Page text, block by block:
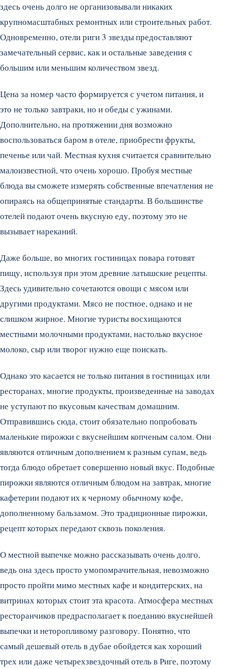
здесь очень долго не организовывали никаких
крупномасштабных ремонтных или строительных работ.
Одновременно, отели риги 3 звезды предоставляют
замечательный сервис, как и остальные заведения с
большим или меньшим количеством звезд.
Цена за номер часто формируется с учетом питания, и
это не только завтраки, но и обеды с ужинами.
Дополнительно, на протяжении дня возможно
воспользоваться баром в отеле, приобрести фрукты,
печенье или чай. Местная кухня считается сравнительно
малоизвестной, что очень хорошо. Пробуя местные
блюда вы сможете измерять собственные впечатления не
опираясь на общепринятые стандарты. В большинстве
отелей подают очень вкусную еду, поэтому это не
вызывает нареканий.
Даже больше, во многих гостиницах повара готовят
пищу, используя при этом древние латышские рецепты.
Здесь удивительно сочетаются овощи с мясом или
другими продуктами. Мясо не постное, однако и не
слишком жирное. Многие туристы восхищаются
местными молочными продуктами, настолько вкусное
молоко, сыр или творог нужно еще поискать.
Однако это касается не только питания в гостиницах или
ресторанах, многие продукты, произведенные на заводах
не уступают по вкусовым качествам домашним.
Отправившись сюда, стоит обязательно попробовать
маленькие пирожки с вкуснейшим копченым салом. Они
являются отличным дополнением к разным супам, ведь
тогда блюдо обретает совершенно новый вкус. Подобные
пирожки являются отличным блюдом на завтрак, многие
кафетерии подают их к черному обычному кофе,
дополненному бальзамом. Это традиционные пирожки,
рецепт которых передают сквозь поколения.
О местной выпечке можно рассказывать очень долго,
ведь она здесь просто умопомрачительная, невозможно
просто пройти мимо местных кафе и кондитерских, на
витринах которых стоит эта красота. Атмосфера местных
ресторанчиков предрасполагает к поеданию вкуснейшей
выпечки и неторопливому разговору. Понятно, что
самый дешевый отель в дубае обойдется как хороший
трех или даже четырехзвездочный отель в Риге, поэтому